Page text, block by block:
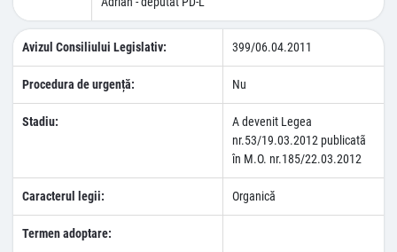
Avizul Consiliului Legislativ: 399/06.04.2011
Procedura de urgență: Nu
Stadiu:
A devenit Legea
nr.53/19.03.2012 publicatã
în M.O. nr.185/22.03.2012
Caracterul legii: Organică
Termen adoptare: